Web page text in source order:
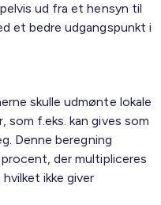
ud fra et hensyn til
et bedre udgangspunkt i
skulle udmønte lokale
f.eks. kan gives som
Denne beregning
der multipliceres
ikke giver